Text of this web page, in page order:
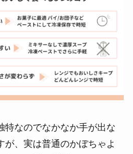
特なのでなかなか手が出な
が、実は普通のかぼちゃよ